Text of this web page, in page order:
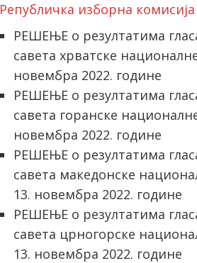
Републичка изборна комисија
РЕШЕЊЕ о резултатима
савета хрватске
новембра 2022. године
РЕШЕЊЕ о резултатима
савета горанске
новембра 2022. године
РЕШЕЊЕ о резултатима
савета македонске
13. новембра 2022. године
РЕШЕЊЕ о резултатима
савета црногорске
13. новембра 2022. године